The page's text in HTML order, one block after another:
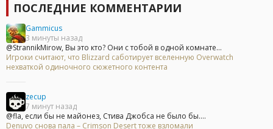
ПОСЛЕДНИЕ КОММЕНТАРИИ
Gammicus
3 минуты назад
@StrannikMirow, Вы это кто? Они с тобой в одной комнате...
Игроки считают, что Blizzard саботирует вселенную Overwatch
нехваткой одиночного сюжетного контента
zecup
7 минут назад
@fla, если бы не майонез, Стива Джобса не было бы....
Denuvo снова пала – Crimson Desert тоже взломали